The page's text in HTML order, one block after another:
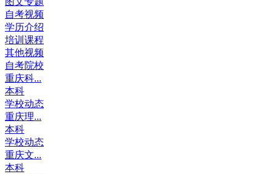
自考视频
学历介绍
培训课程
其他视频
自考院校
重庆科...
本科
学校动态
重庆理...
本科
学校动态
重庆文...
本科